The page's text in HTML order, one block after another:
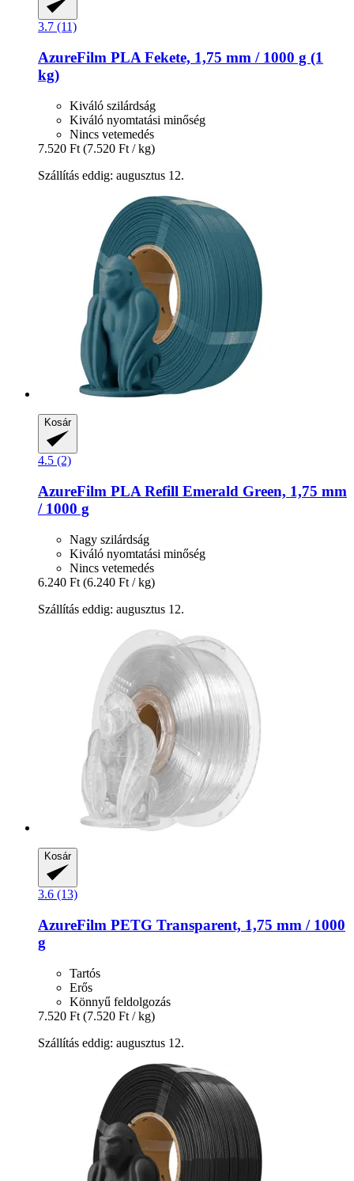
3.7 (11)
AzureFilm PLA Fekete, 1,75 mm / 1000 g (1
kg)
Kiváló szilárdság
Kiváló nyomtatási minőség
Nincs vetemedés
7.520 Ft (7.520 Ft / kg)
Szállítás eddig: augusztus 12.
Kosár
4.5 (2)
AzureFilm PLA Refill Emerald Green, 1,75 mm
/ 1000 g
Nagy szilárdság
Kiváló nyomtatási minőség
Nincs vetemedés
6.240 Ft (6.240 Ft / kg)
Szállítás eddig: augusztus 12.
Kosár
3.6 (13)
AzureFilm PETG Transparent, 1,75 mm / 1000
g
Tartós
Erős
Könnyű feldolgozás
7.520 Ft (7.520 Ft / kg)
Szállítás eddig: augusztus 12.